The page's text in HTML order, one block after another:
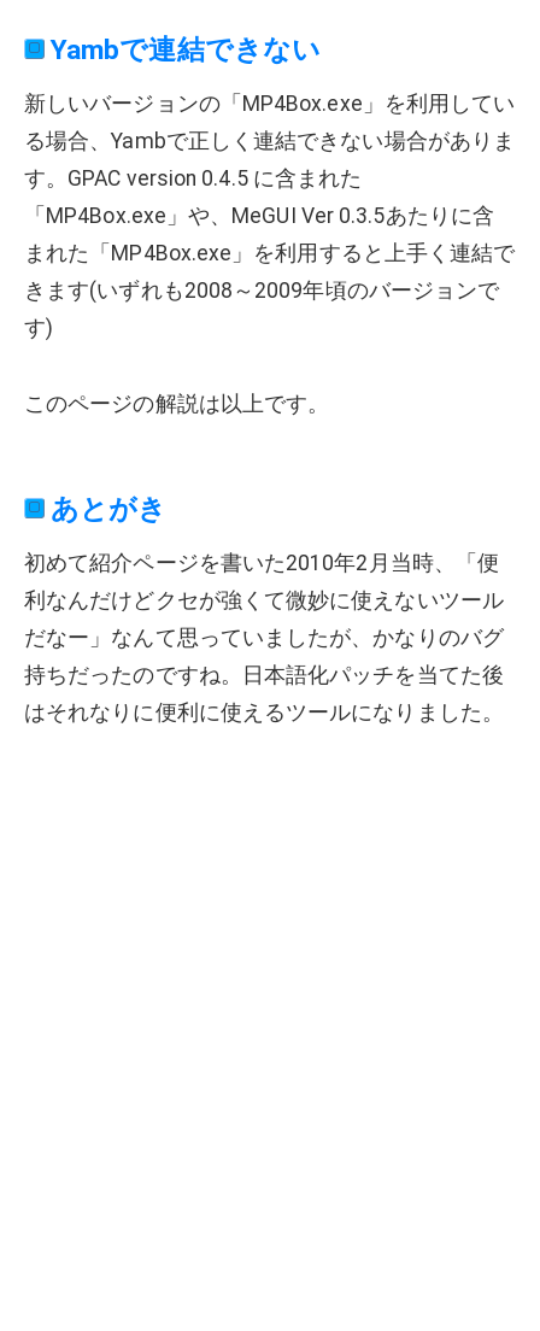
Yambで連結できない
新しいバージョンの「MP4Box.exe」を利用してい
る場合、Yambで正しく連結できない場合がありま
す。GPAC version 0.4.5 に含まれた
「MP4Box.exe」や、MeGUI Ver 0.3.5あたりに含
まれた「MP4Box.exe」を利用すると上手く連結で
きます(いずれも2008～2009年頃のバージョンで
す)
このページの解説は以上です。
あとがき
初めて紹介ページを書いた2010年2月当時、「便
利なんだけどクセが強くて微妙に使えないツール
だなー」なんて思っていましたが、かなりのバグ
持ちだったのですね。日本語化パッチを当てた後
はそれなりに便利に使えるツールになりました。